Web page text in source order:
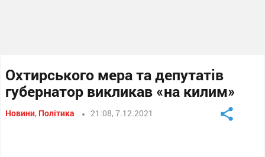
Охтирського мера та депутатів
губернатор викликав «на килим»
Новини, Політика 21:08, 7.12.2021